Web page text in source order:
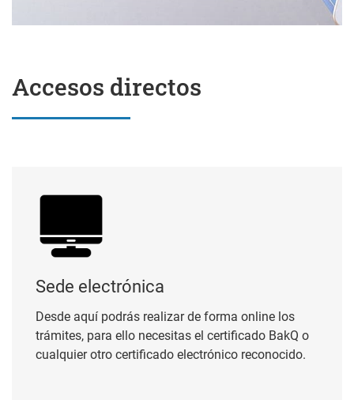
Accesos directos
Sede electrónica
Desde aquí podrás realizar de forma online los
trámites, para ello necesitas el certificado BakQ o
cualquier otro certificado electrónico reconocido.